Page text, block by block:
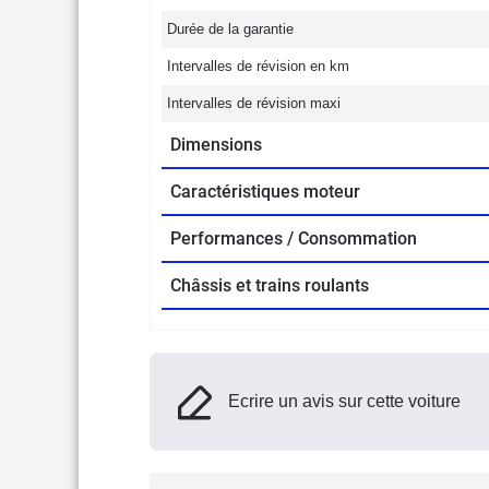
Durée de la garantie
Intervalles de révision en km
Intervalles de révision maxi
Dimensions
Caractéristiques moteur
Performances / Consommation
Châssis et trains roulants
Ecrire un avis sur cette voiture